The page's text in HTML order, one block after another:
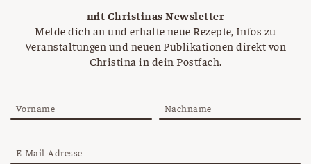
mit Christinas Newsletter
Melde dich an und erhalte neue Rezepte, Infos zu
Veranstaltungen und neuen Publikationen direkt von
Christina in dein Postfach.
Vorname Nachname
E-Mail-Adresse